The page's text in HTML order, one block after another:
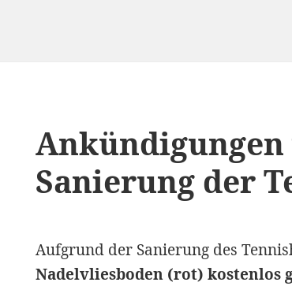
Ankündigungen
Sanierung der
Aufgrund der Sanierung des
Nadelvliesboden (rot) kostenlos